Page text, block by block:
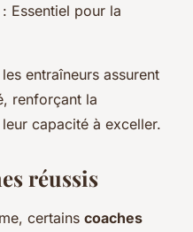
: Essentiel pour la
entraîneurs assurent
renforçant la
capacité à exceller.
réussis
certains coaches